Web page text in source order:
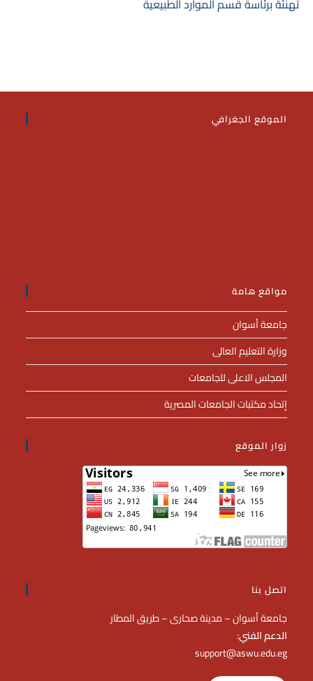
تهنئة برئاسة قسم الموارد الطبيعية
الموقع الجغرافي
مواقع هامة
جامعة أسوان
وزارة التعليم العالى
المجلس الاعلى للجامعات
إتحاد مكتبات الجامعات المصرية
زوار الموقع
اتصل بنا
جامعة أسوان – مدينة صحارى – طريق المطار
:الدعم الفني
support@aswu.edu.eg